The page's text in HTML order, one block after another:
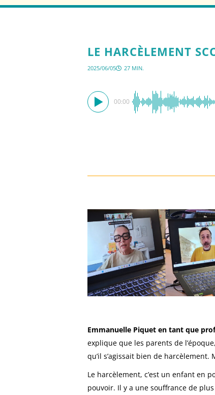
LE HARCÈLEMENT
2025/06/05 27 MIN.
00:00
Emmanuelle Piquet en tant que
explique que les parents de
qu’il s’agissait bien de
Le harcèlement, c’est un enfant en
pouvoir. Il y a une souffrance de